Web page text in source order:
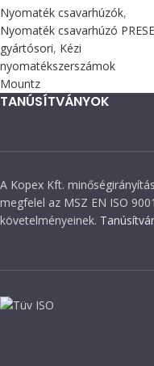
Nyomaték csavarhúzók,
Nyomaték csavarhúzó
gyártósori, Kézi
nyomatékszerszámok
Mountz
TANÚSÍTVÁNYOK
A Kopex Kft.
megfelel az MSZ EN ISO
követelményeinek.